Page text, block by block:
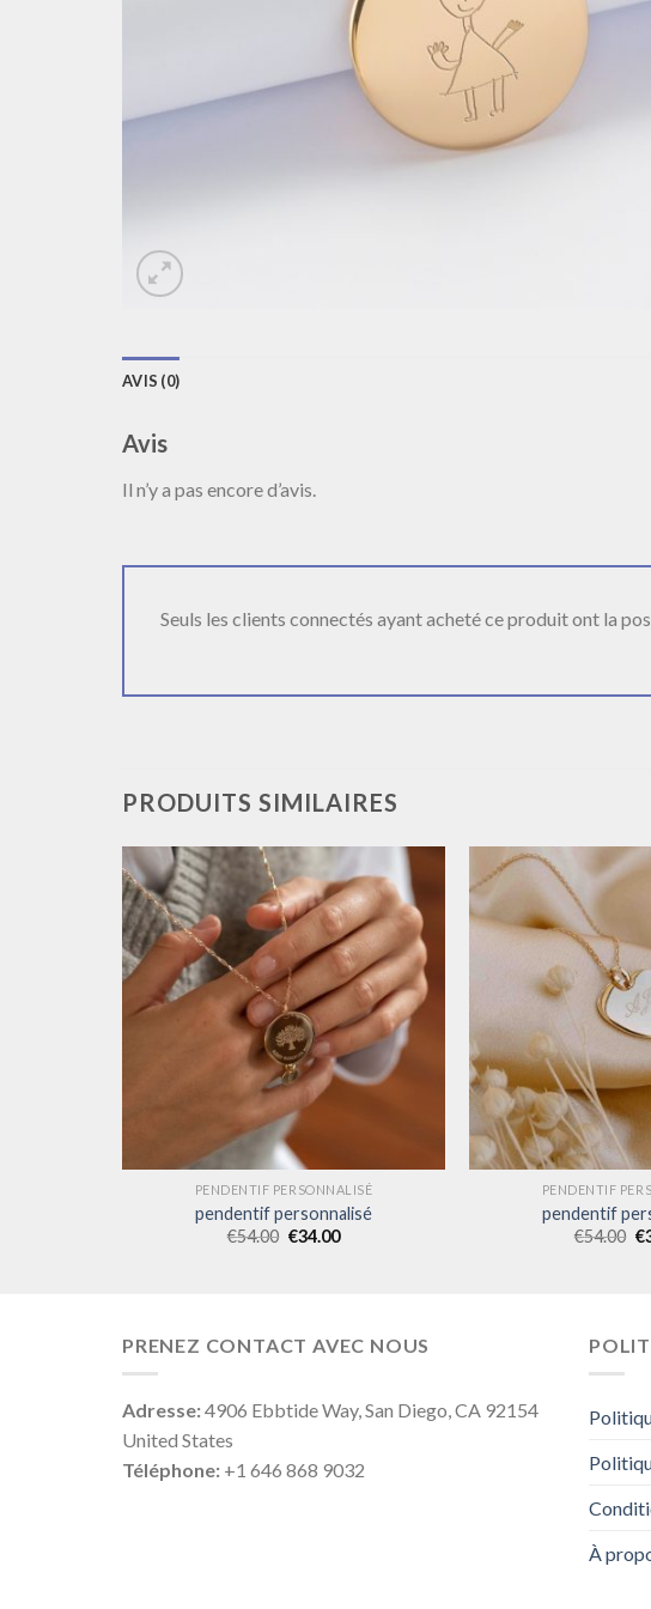
AVIS (0)
Avis
Il n’y a pas encore d’avis.
Seuls les clients connectés ayant acheté ce produit ont la
PRODUITS SIMILAIRES
PENDENTIF PERSONNALISÉ
pendentif personnalisé
€54.00 €34.00
PENDENTIF
pendentif
€54.00 €
PRENEZ CONTACT AVEC NOUS
Adresse:4906 Ebbtide Way, San Diego, CA 92154
United States
Téléphone: +1 646 868 9032
À